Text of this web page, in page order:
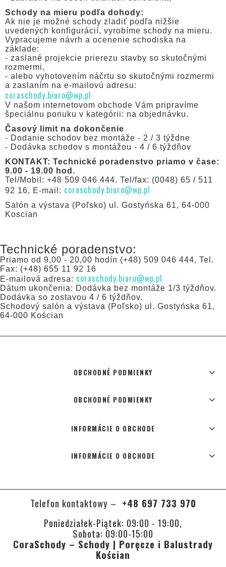
Schody na mieru podľa dohody:
Ak nie je možné schody zladiť podľa nižšie
uvedených konfigurácií, vyrobíme schody na mieru.
Vypracujeme návrh a ocenenie schodiska na
základe:
- zaslané projekcie prierezu stavby so skutočnými
rozmermi,
- alebo vyhotovením náčrtu so skutočnými rozmermi
a zaslaním na e-mailovú adresu:
coraschody.biuro@wp.pl
V našom internetovom obchode Vám pripravíme
špeciálnu ponuku v kategórii: na objednávku.
Časový limit na dokončenie
- Dodanie schodov bez montáže - 2 / 3 týždne
- Dodávka schodov s montážou - 4 / 6 týždňov
KONTAKT: Technické poradenstvo priamo v čase:
9.00 - 19.00 hod.
Tel/Mobil: +48 509 046 444. Tel/fax: (0048) 65 / 511
92 16, E-mail: coraschody.biuro@wp.pl
Salón a výstava (Poľsko) ul. Gostyńska 61, 64-000
Koscian
Technické poradenstvo:
Priamo od 9,00 - 20,00 hodín (+48) 509 046 444, Tel.
Fax: (+48) 655 11 92 16
E-mailová adresa: coraschody.biuro@wp.pl
Dátum ukončenia: Dodávka bez montáže 1/3 týždňov.
Dodávka so zostavou 4 / 6 týždňov.
Schodový salón a výstava (Poľsko) ul. Gostyńska 61,
64-000 Kościan
OBCHODNÉ PODMIENKY
OBCHODNÉ PODMIENKY
INFORMÁCIE O OBCHODE
INFORMÁCIE O OBCHODE
Telefon kontaktowy – +48 697 733 970
Poniedziałek-Piątek: 09:00 - 19:00,
Sobota: 09:00-15:00
CoraSchody – Schody | Poręcze i Balustrady
Kościan